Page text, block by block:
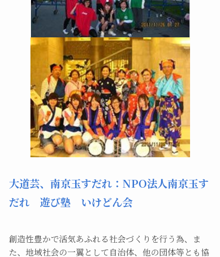
大道芸、南京玉すだれ：NPO法人南京玉す
だれ 遊び塾 いけどん会
創造性豊かで活気あふれる社会づくりを行う為、ま
た、地域社会の一翼として自治体、他の団体等とも協